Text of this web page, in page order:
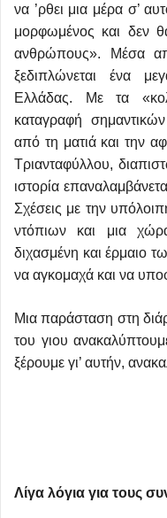
να ’ρθει μια μέρα σ’
μορφωμένος και δεν
ανθρώπους». Μέσα
ξεδιπλώνεται ένα
Ελλάδας. Με τα
καταγραφή
από τη ματιά και την
Τριανταφύλλου,
ιστορία
Σχέσεις με την
ντόπιων και μια
διχασμένη και έρμαιο
να αγκομαχά και να
Μια παράσταση στη
του γιου
ξέρουμε γι’ αυτήν,
Λίγα λόγια για τους